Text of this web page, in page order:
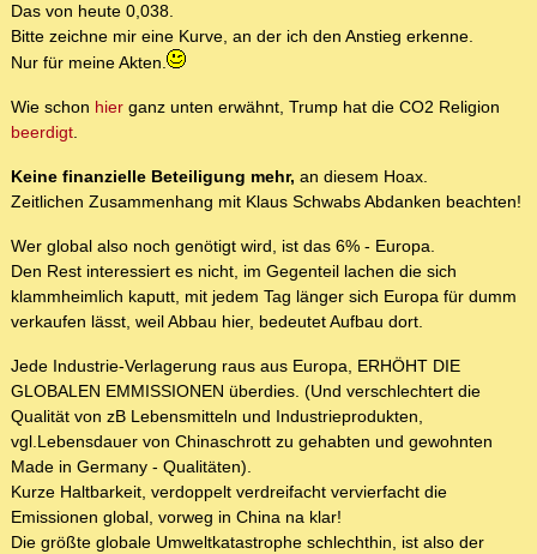
Das von heute 0,038.
Bitte zeichne mir eine Kurve, an der ich den Anstieg erkenne.
Nur für meine Akten.
Wie schon hier ganz unten erwähnt, Trump hat die CO2 Religion
beerdigt.
Keine finanzielle Beteiligung mehr, an diesem Hoax.
Zeitlichen Zusammenhang mit Klaus Schwabs Abdanken beachten!
Wer global also noch genötigt wird, ist das 6% - Europa.
Den Rest interessiert es nicht, im Gegenteil lachen die sich
klammheimlich kaputt, mit jedem Tag länger sich Europa für dumm
verkaufen lässt, weil Abbau hier, bedeutet Aufbau dort.
Jede Industrie-Verlagerung raus aus Europa, ERHÖHT DIE
GLOBALEN EMMISSIONEN überdies. (Und verschlechtert die
Qualität von zB Lebensmitteln und Industrieprodukten,
vgl.Lebensdauer von Chinaschrott zu gehabten und gewohnten
Made in Germany - Qualitäten).
Kurze Haltbarkeit, verdoppelt verdreifacht vervierfacht die
Emissionen global, vorweg in China na klar!
Die größte globale Umweltkatastrophe schlechthin, ist also der